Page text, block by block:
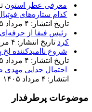
معرفی عطر استون
کدام ستاره‌های
تاریخ انتشار: ۴ مرداد ۱۴۰۵
رئیس فیفا از
کرد تاریخ انتشار: ۴ مرداد ۱۴۰۵
شروع ناامیدکننده
تاریخ انتشار: ۴ مرداد ۱۴۰۵
احتمال جدایی
انتشار: ۴ مرداد ۱۴۰۵
موضوعات پرطرفدار